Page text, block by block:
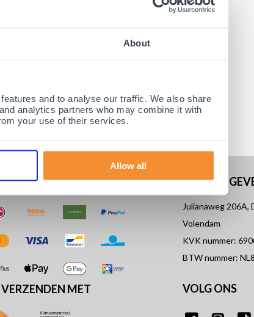
About
and to analyse our traffic. We also share
analytics partners who may combine it with
your use of their services.
Allow all
MET
ONZE
Julianaweg 206A,
Volendam
KVK nummer:
BTW nummer:
VOLG ONS